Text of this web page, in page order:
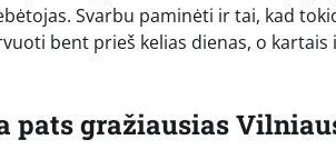
Svarbu paminėti ir tai, kad
bent prieš kelias dienas, o
pats gražiausias